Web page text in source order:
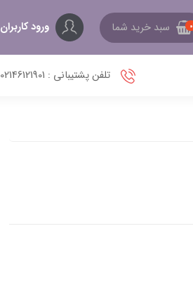
0 سبد خرید شما ورود کاربران
تلفن پشتیبانی : 02146121901